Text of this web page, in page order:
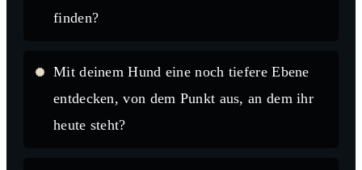
finden?
Mit deinem Hund eine noch tiefere Ebene
entdecken, von dem Punkt aus, an dem ihr
heute steht?